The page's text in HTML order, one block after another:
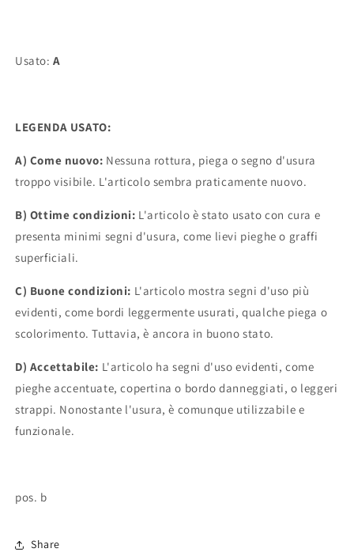
Usato: A
LEGENDA USATO:
A) Come nuovo: Nessuna rottura, piega o segno d'usura
troppo visibile. L'articolo sembra praticamente nuovo.
B) Ottime condizioni: L'articolo è stato usato con cura e
presenta minimi segni d'usura, come lievi pieghe o graffi
superficiali.
C) Buone condizioni: L'articolo mostra segni d'uso più
evidenti, come bordi leggermente usurati, qualche piega o
scolorimento. Tuttavia, è ancora in buono stato.
D) Accettabile: L'articolo ha segni d'uso evidenti, come
pieghe accentuate, copertina o bordo danneggiati, o leggeri
strappi. Nonostante l'usura, è comunque utilizzabile e
funzionale.
pos. b
Share